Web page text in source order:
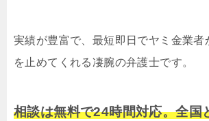
実績が豊富で、最短即日でヤミ金業者
を止めてくれる凄腕の弁護士です。
相談は無料で24時間対応。全国